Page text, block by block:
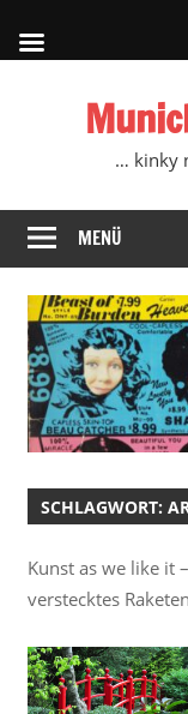
… kinky
MENÜ
SCHLAGWORT:
Kunst as we like it
verstecktes